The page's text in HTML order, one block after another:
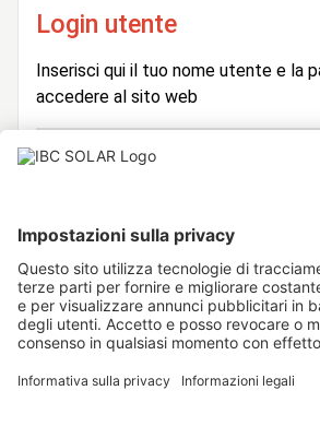
Login utente
Inserisci qui il tuo nome utente e la
accedere al sito web
Login
Utente
Password
Rimani connesso
Hai dimenticato la password?